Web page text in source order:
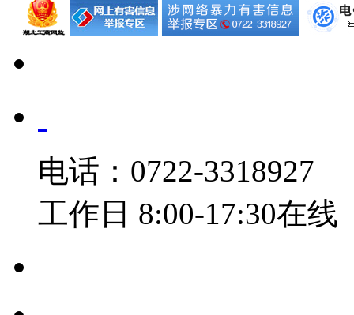
电话：0722-3318927
工作日 8:00-17:30在线